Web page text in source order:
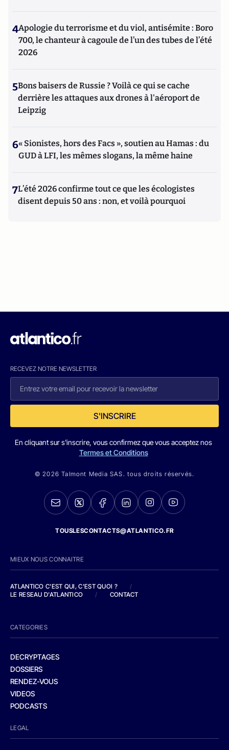
d'intelligence économique » paru en 2020 aux Presses
Universitaires de France (PUF).
4Apologie du terrorisme et du viol, antisémite : Boro
700, le chanteur à cagoule de l’un des tubes de l’été
2026
5Bons baisers de Russie ? Voilà ce qui se cache
derrière les attaques aux drones à l'aéroport de
Leipzig
6« Sionistes, hors des Facs », soutien au Hamas : du
GUD à LFI, les mêmes slogans, la même haine
7L’été 2026 confirme tout ce que les écologistes
disent depuis 50 ans : non, et voilà pourquoi
RECEVEZ NOTRE NEWSLETTER
S'INSCRIRE
En cliquant sur s'inscrire, vous confirmez que vous acceptez nos
Termes et Conditions
© 2026 Talmont Media SAS. tous droits réservés.
TOUSLESCONTACTS@ATLANTICO.FR
MIEUX NOUS CONNAITRE
ATLANTICO C'EST QUI, C'EST QUOI ?
/
LE RESEAU D'ATLANTICO
/ CONTACT
CATEGORIES
DECRYPTAGES
DOSSIERS
RENDEZ-VOUS
VIDEOS
PODCASTS
LEGAL